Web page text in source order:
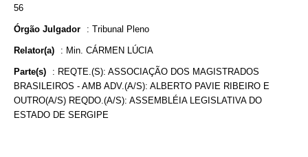
56
Órgão Julgador : Tribunal Pleno
Relator(a) : Min. CÁRMEN LÚCIA
Parte(s) : REQTE.(S): ASSOCIAÇÃO DOS MAGISTRADOS
BRASILEIROS - AMB ADV.(A/S): ALBERTO PAVIE RIBEIRO E
OUTRO(A/S) REQDO.(A/S): ASSEMBLÉIA LEGISLATIVA DO
ESTADO DE SERGIPE